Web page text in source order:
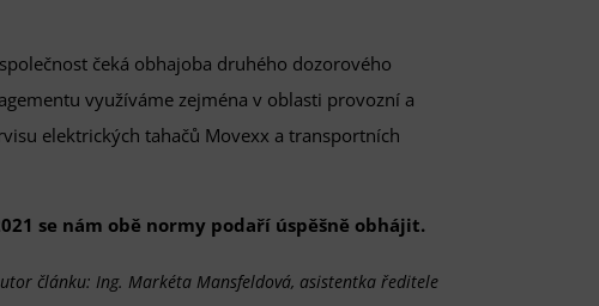
čeká obhajoba druhého dozorového
využíváme zejména v oblasti provozní a
elektrických tahačů Movexx a transportních
se nám obě normy podaří úspěšně obhájit.
článku: Ing. Markéta Mansfeldová, asistentka ředitele